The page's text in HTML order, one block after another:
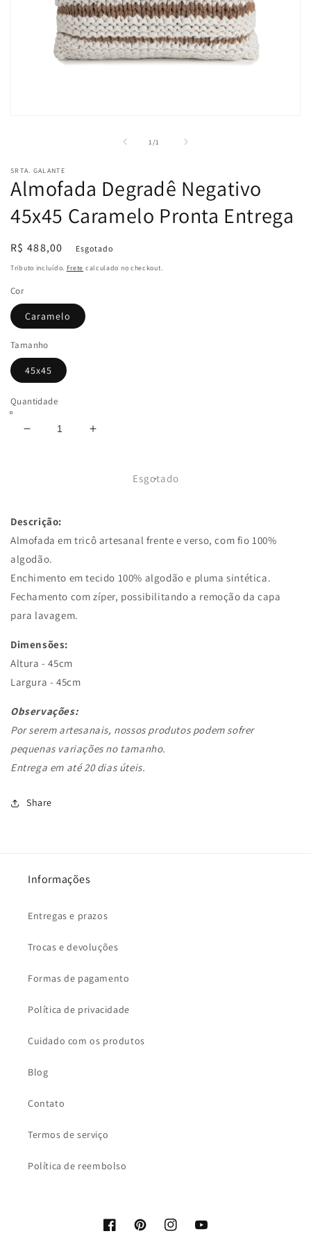
modal
1 /
de1
SRTA. GALANTE
Almofada Degradê Negativo
45x45 Caramelo Pronta Entrega
Preço
normal
R$ 488,00 Esgotado
Tributo incluído. Frete calculado no checkout.
Cor
Caramelo
Tamanho
45x45
Quantidade
Diminuir
Negativo
45x45
Pronta
Entrega
Aumentar
45x45
Entrega
Esgotado
Descrição:
Almofada em tricô artesanal frente e verso, com fio 100%
algodão.
Enchimento em tecido 100% algodão e pluma sintética.
Fechamento com zíper, possibilitando a remoção da capa
para lavagem.
Dimensões:
Altura - 45cm
Largura - 45cm
Observações:
Por serem artesanais, nossos produtos podem sofrer
pequenas variações no tamanho.
Entrega em até 20 dias úteis.
Share
Informações
Entregas e prazos
Trocas e devoluções
Formas de pagamento
Política de privacidade
Cuidado com os produtos
Blog
Contato
Termos de serviço
Política de reembolso
FacebookPinterestInstagramYouTube